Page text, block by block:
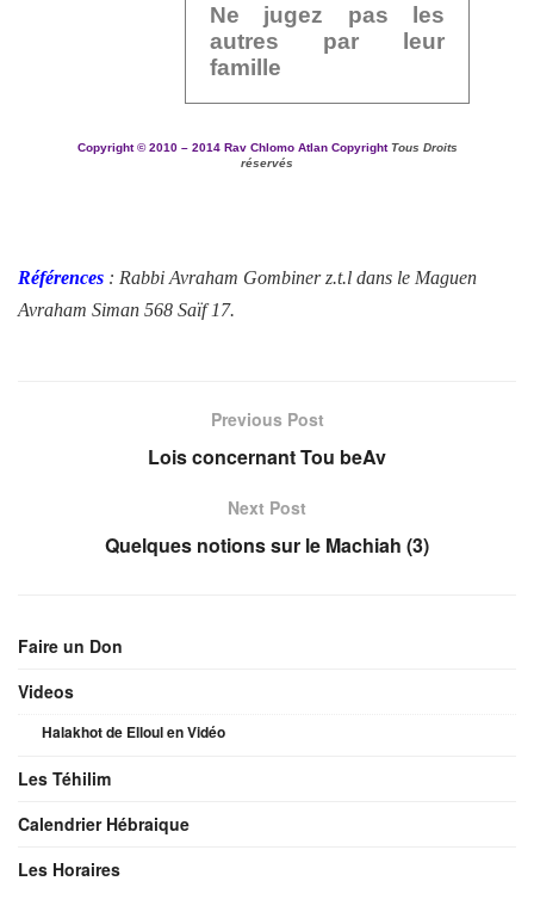
Ne jugez pas les
autres par leur
famille
Copyright ©2010 – 2014 Rav Chlomo Atlan Copyright Tous Droits
réservés
Références : Rabbi Avraham Gombiner z.t.l dans le Maguen
Avraham Siman 568 Saïf 17.
Previous Post
Lois concernant Tou beAv
Next Post
Quelques notions sur le Machiah (3)
Faire un Don
Videos
Halakhot de Elloul en Vidéo
Les Téhilim
Calendrier Hébraique
Les Horaires